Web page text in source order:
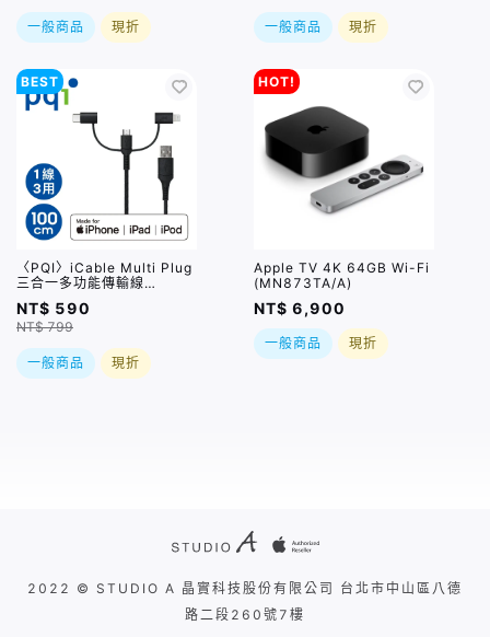
一般商品 現折 一般商品 現折
BEST
〈PQI〉iCable Multi Plug
三合一多功能傳輸線
100cm (Lightning、
Micro USB、USB-C)
NT$ 590
NT$ 799
一般商品 現折
HOT!
Apple TV 4K 64GB Wi-Fi
(MN873TA/A)
NT$ 6,900
一般商品 現折
2022 © STUDIO A 晶實科技股份有限公司 台北市中山區八德
路二段260號7樓